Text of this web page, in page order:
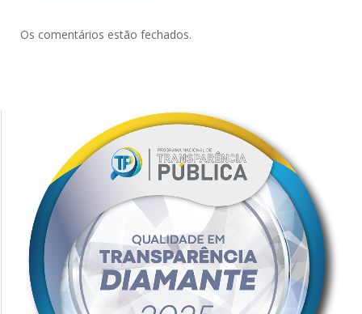
Os comentários estão fechados.